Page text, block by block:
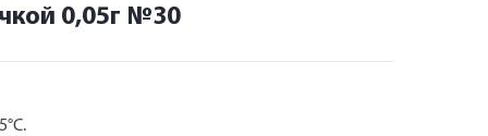
0,05г №30